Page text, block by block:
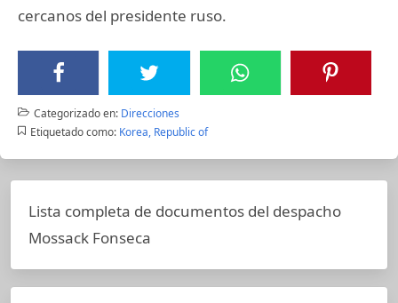
cercanos del presidente ruso.
Categorizado en: Direcciones
Etiquetado como: Korea, Republic of
Lista completa de documentos del despacho
Mossack Fonseca